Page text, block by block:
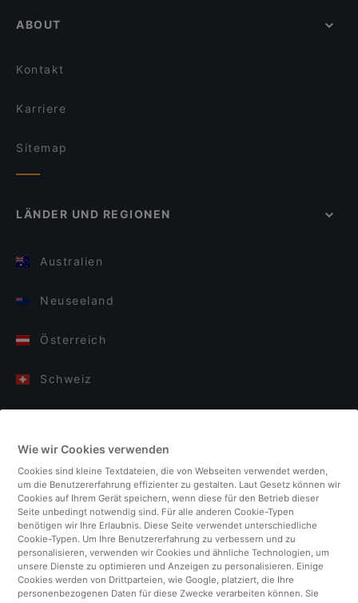
ABOUT
Kontakt
Karriere
Sitemap
LÄNDER UND REGIONEN
Australien
Neuseeland
Österreich
Schweiz
Italien
Finnland
Vereinigtes Königreich
Türkei
Wie wir Cookies verwenden
Cookies sind kleine Textdateien, die von Webseiten verwendet werden,
um die Benutzererfahrung effizienter zu gestalten. Laut Gesetz können wir
Cookies auf Ihrem Gerät speichern, wenn diese für den Betrieb dieser
Seite unbedingt notwendig sind. Für alle anderen Cookie-Typen
benötigen wir Ihre Erlaubnis. Diese Seite verwendet unterschiedliche
Cookie-Typen. Um Ihre Benutzererfahrung zu verbessern und zu
personalisieren, verwenden wir Cookies und ähnliche Technologien, um
unsere Dienste zu optimieren und Anzeigen zu personalisieren. Einige
Cookies werden von Drittparteien, wie Google, platziert, die Ihre
personenbezogenen Daten für diese Zwecke verarbeiten können. Sie